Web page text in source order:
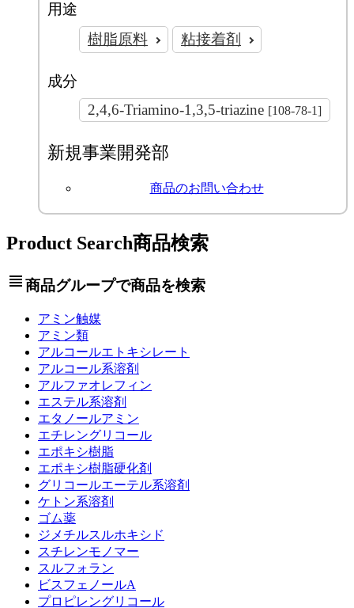
用途
樹脂原料
粘接着剤
成分
2,4,6-Triamino-1,3,5-triazine [108-78-1]
新規事業開発部
商品のお問い合わせ
Product Search商品検索
view_headline商品グループで商品を検索
アミン触媒
アミン類
アルコールエトキシレート
アルコール系溶剤
アルファオレフィン
エステル系溶剤
エタノールアミン
エチレングリコール
エポキシ樹脂
エポキシ樹脂硬化剤
グリコールエーテル系溶剤
ケトン系溶剤
ゴム薬
ジメチルスルホキシド
スチレンモノマー
スルフォラン
ビスフェノールA
プロピレングリコール